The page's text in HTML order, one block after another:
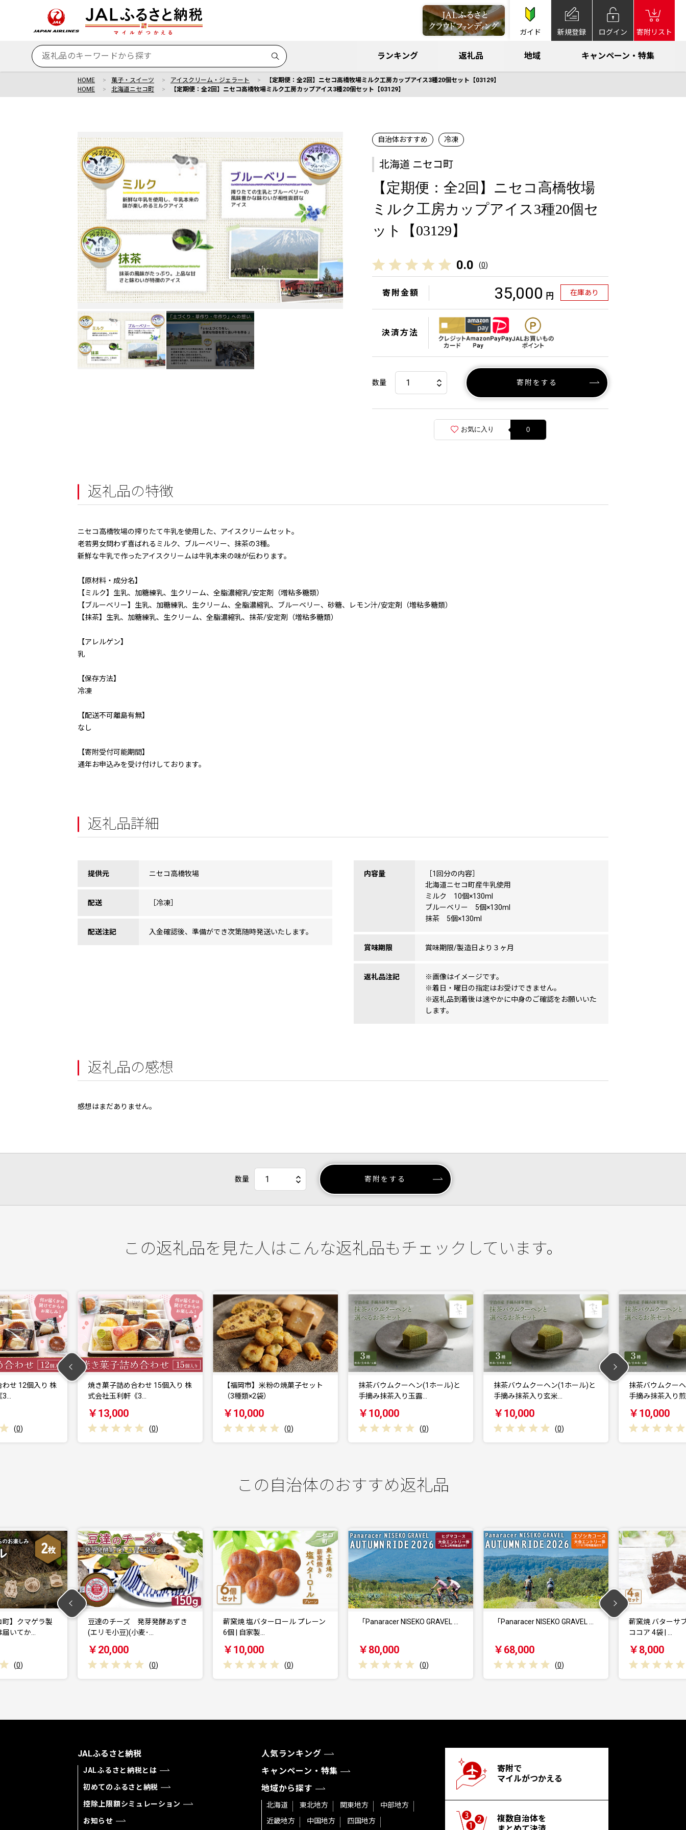
ガイド 新規登録 ログイン 寄附リスト
ランキング 返礼品 地域 キャンペーン・特集
HOME 菓子・スイーツ アイスクリーム・ジェラート
【定期便：全2回】ニセコ高橋牧場ミルク工房カップアイス3種20個セット【03129】
HOME
北海道ニセコ町 【定期便：全2回】ニセコ高橋牧場ミルク工房カップアイス3種20個セット【03129】
自治体おすすめ 冷凍
北海道 ニセコ町
【定期便：全2回】ニセコ高橋牧場
ミルク工房カップアイス3種20個セ
ット【03129】
0.0 (0)
寄附金額 35,000 円 在庫あり
決済方法
数量 寄附をする
お気に入り 0
返礼品の特徴
ニセコ高橋牧場の搾りたて牛乳を使用した、アイスクリームセット。
老若男女問わず喜ばれるミルク、ブルーベリー、抹茶の3種。
新鮮な牛乳で作ったアイスクリームは牛乳本来の味が伝わります。
【原材料・成分名】
【ミルク】生乳、加糖練乳、生クリーム、全脂濃縮乳/安定剤（増粘多糖類）
【ブルーベリー】生乳、加糖練乳、生クリーム、全脂濃縮乳、ブルーベリー、砂糖、レモン汁/安定剤（増粘多糖類）
【抹茶】生乳、加糖練乳、生クリーム、全脂濃縮乳、抹茶/安定剤（増粘多糖類）
【アレルゲン】
乳
【保存方法】
冷凍
【配送不可離島有無】
なし
【寄附受付可能期間】
通年お申込みを受け付けしております。
返礼品詳細
提供元 ニセコ高橋牧場
配送 ［冷凍］
配送注記 入金確認後、準備ができ次第随時発送いたします。
内容量
［1回分の内容］
北海道ニセコ町産牛乳使用
ミルク 10個×130ml
ブルーベリー 5個×130ml
抹茶 5個×130ml
賞味期限 賞味期限/製造日より３ヶ月
返礼品注記
※画像はイメージです。
※着日・曜日の指定はお受けできません。
※返礼品到着後は速やかに中身のご確認をお願いいた
します。
返礼品の感想
感想はまだありません。
数量 寄附をする
この返礼品を見た人はこんな返礼品もチェックしています。
わせ 15個入り 株
(0)
【福岡市】米粉の焼菓子セット
（3種類×2袋）
￥10,000
(0)
抹茶バウムクーヘン(1ホール)と
手摘み抹茶入り玉露…
￥10,000
(0)
抹茶バウムクーヘン(1ホール)と
手摘み抹茶入り玄米…
￥10,000
(0)
抹茶バウムクーヘン(1ホール)と
手摘み抹茶入り煎茶…
￥10,000
(0)
京都府与謝野町
マツを練り込ん
￥13,000
この自治体のおすすめ返礼品
芽発酵あずき
麦･…
(0
薪窯焼 塩バターロール プレーン
6個 | 自家製…
￥10,000
(0
「Panaracer NISEKO GRAVEL …
￥80,000
(0
「Panaracer NISEKO GRAVEL …
￥68,000
(0
薪窯焼 バターサブレ アーモンド
￥8,000
(0
ニセコ高橋牧
ップアイス3種
￥10,000
JALふるさと納税
JALふるさと納税とは
初めてのふるさと納税
控除上限額シミュレーション
お知らせ
人気ランキング
キャンペーン・特集
地域から探す
北海道 東北地方 関東地方
中部地方
近畿地方
中国地方 四国地方
寄附で
マイルがつかえる
複数自治体を